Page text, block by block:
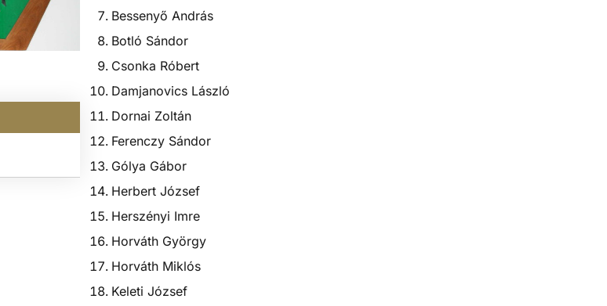
Bessenyő András
Botló Sándor
Csonka Róbert
Damjanovics László
Dornai Zoltán
Ferenczy Sándor
Gólya Gábor
Herbert József
Herszényi Imre
Horváth György
Horváth Miklós
Keleti József